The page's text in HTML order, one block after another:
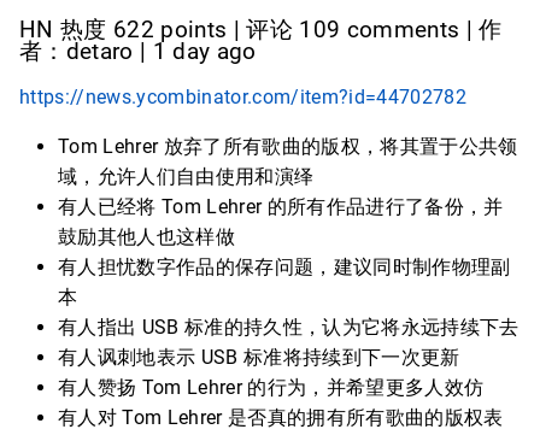
HN 热度 622 points | 评论 109 comments | 作
者：detaro | 1 day ago
https://news.ycombinator.com/item?id=44702782
Tom Lehrer 放弃了所有歌曲的版权，将其置于公共领
域，允许人们自由使用和演绎
有人已经将 Tom Lehrer 的所有作品进行了备份，并
鼓励其他人也这样做
有人担忧数字作品的保存问题，建议同时制作物理副
本
有人指出 USB 标准的持久性，认为它将永远持续下去
有人讽刺地表示 USB 标准将持续到下一次更新
有人赞扬 Tom Lehrer 的行为，并希望更多人效仿
有人对 Tom Lehrer 是否真的拥有所有歌曲的版权表